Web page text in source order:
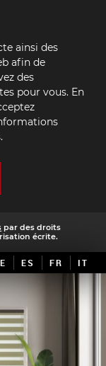
ainsi des
afin de
des
pour vous. En
par des droits
écrite.
ES FR IT